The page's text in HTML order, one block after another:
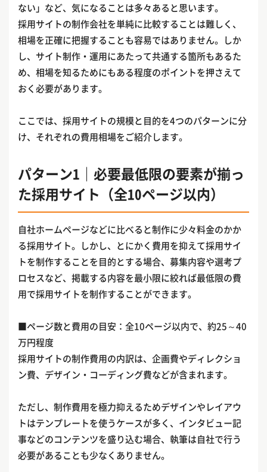
ない」など、気になることは多々あると思います。
採用サイトの制作会社を単純に比較することは難しく、
相場を正確に把握することも容易ではありません。しか
し、サイト制作・運用にあたって共通する箇所もあるた
め、相場を知るためにもある程度のポイントを押さえて
おく必要があります。
ここでは、採用サイトの規模と目的を4つのパターンに分
け、それぞれの費用相場をご紹介します。
パターン1｜必要最低限の要素が揃っ
た採用サイト（全10ページ以内）
自社ホームページなどに比べると制作に少々料金のかか
る採用サイト。しかし、とにかく費用を抑えて採用サイ
トを制作することを目的とする場合、募集内容や選考プ
ロセスなど、掲載する内容を最小限に絞れば最低限の費
用で採用サイトを制作することができます。
■ページ数と費用の目安：全10ページ以内で、約25～40
万円程度
採用サイトの制作費用の内訳は、企画費やディレクショ
ン費、デザイン・コーディング費などが含まれます。
ただし、制作費用を極力抑えるためデザインやレイアウ
トはテンプレートを使うケースが多く、インタビュー記
事などのコンテンツを盛り込む場合、執筆は自社で行う
必要があることも少なくありません。